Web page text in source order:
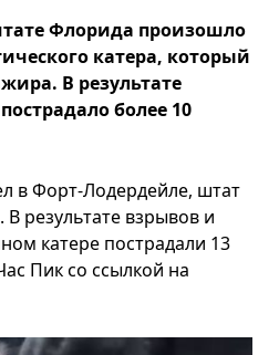
Флорида произошло
катера, который
В результате
более 10
в Форт-Лодердейле, штат
результате взрывов и
катере пострадали 13
Пик со ссылкой на